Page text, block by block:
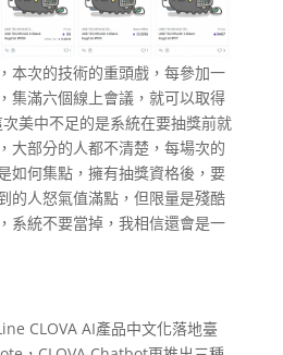
本次的技術的重頭戲，每參加一
集滿六個線上會議，就可以取得
美中不足的是系統在要抽獎前就
大部分的人都不清楚，每場次的
如何集點，擁有抽獎資格後，要
的人怒氣值滿點，但限量是殘酷
系統不要當掉，我相信還會是一
CLOVA AI產品中文化落地臺